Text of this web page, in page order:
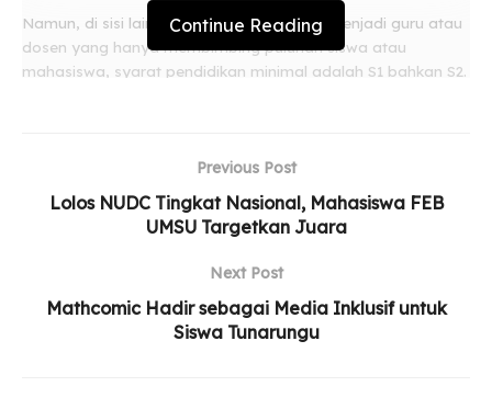
Namun, di sisi lain, fakta berbicara. Untuk menjadi guru atau
dosen yang hanya membimbing puluhan siswa atau
mahasiswa, syarat pendidikan minimal adalah S1 bahkan S2.
memunculkan perdebatan serius.
Related Posts
Londo Ireng dan Suara Kritis yang Dicurigai
Mengapa Kita Sulit Melahirkan Banyak
Entrepreneur Muda?
Continue Reading
Previous Post
Lolos NUDC Tingkat Nasional, Mahasiswa FEB
UMSU Targetkan Juara
Next Post
Mathcomic Hadir sebagai Media Inklusif untuk
Siswa Tunarungu